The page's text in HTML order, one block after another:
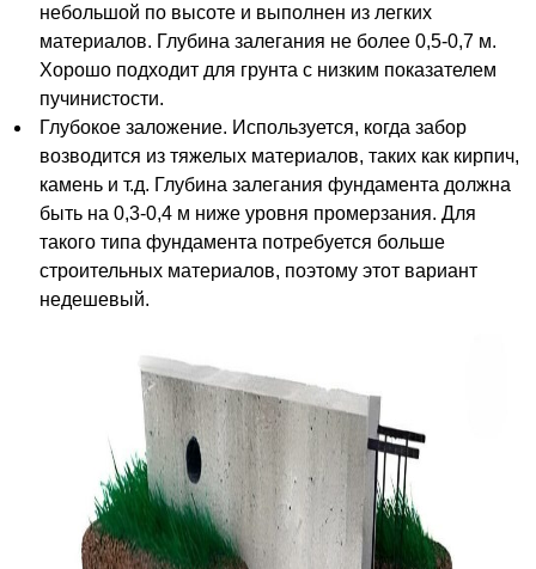
небольшой по высоте и выполнен из легких
материалов. Глубина залегания не более 0,5-0,7 м.
Хорошо подходит для грунта с низким показателем
пучинистости.
Глубокое заложение. Используется, когда забор
возводится из тяжелых материалов, таких как кирпич,
камень и т.д. Глубина залегания фундамента должна
быть на 0,3-0,4 м ниже уровня промерзания. Для
такого типа фундамента потребуется больше
строительных материалов, поэтому этот вариант
недешевый.